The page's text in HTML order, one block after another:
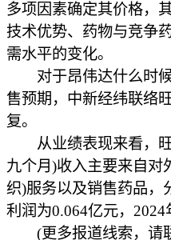
多项因素确定其价格，
技术优势、药物与竞争
需水平的变化。
对于昂伟达什么时候
售预期，中新经纬联络
复。
从业绩表现来看，旺
九个月)收入主要来自对
织)服务以及销售药品，
利润为0.064亿元，2024
(更多报道线索，请联